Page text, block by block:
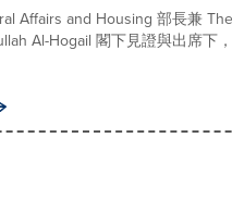
Affairs and Housing 部長兼
Al-Hogail 閣下見證與出席下